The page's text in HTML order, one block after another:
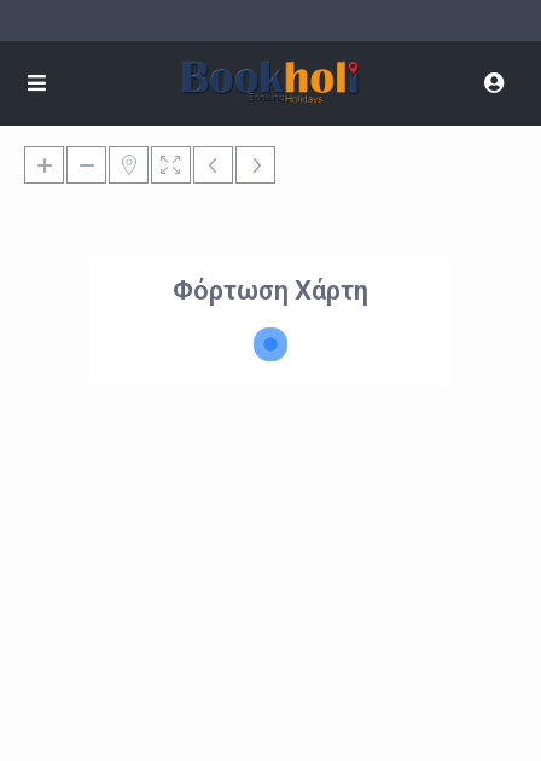
Φόρτωση Χάρτη